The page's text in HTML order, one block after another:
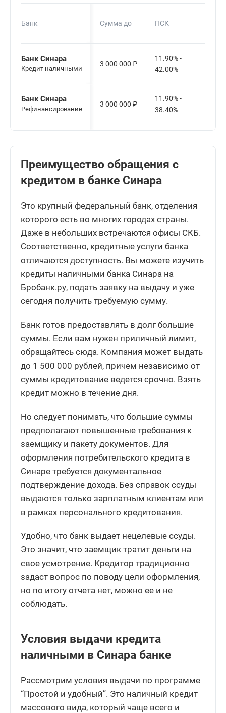
Банк Сумма до ПСК
Банк Синара
Кредит наличными
3 000 000 ₽
11.90% -
42.00%
Банк Синара
Рефинансирование
3 000 000 ₽
11.90% -
38.40%
Преимущество обращения с
кредитом в банке Синара
Это крупный федеральный банк, отделения
которого есть во многих городах страны.
Даже в небольших встречаются офисы СКБ.
Соответственно, кредитные услуги банка
отличаются доступность. Вы можете изучить
кредиты наличными банка Синара на
Бробанк.ру, подать заявку на выдачу и уже
сегодня получить требуемую сумму.
Банк готов предоставлять в долг большие
суммы. Если вам нужен приличный лимит,
обращайтесь сюда. Компания может выдать
до 1 500 000 рублей, причем независимо от
суммы кредитование ведется срочно. Взять
кредит можно в течение дня.
Но следует понимать, что большие суммы
предполагают повышенные требования к
заемщику и пакету документов. Для
оформления потребительского кредита в
Синаре требуется документальное
подтверждение дохода. Без справок ссуды
выдаются только зарплатным клиентам или
в рамках персонального кредитования.
Удобно, что банк выдает нецелевые ссуды.
Это значит, что заемщик тратит деньги на
свое усмотрение. Кредитор традиционно
задаст вопрос по поводу цели оформления,
но по итогу отчета нет, можно ее и не
соблюдать.
Условия выдачи кредита
наличными в Синара банке
Рассмотрим условия выдачи по программе
“Простой и удобный”. Это наличный кредит
массового вида, который чаще всего и